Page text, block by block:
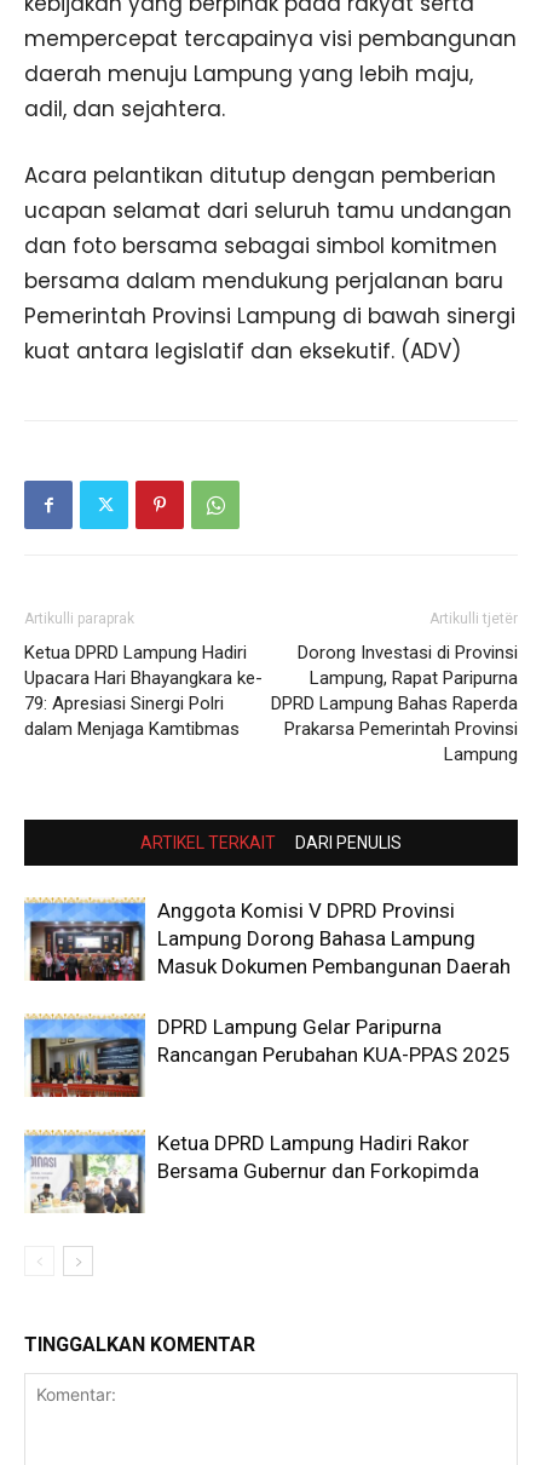
mempercepat tercapainya visi pembangunan
daerah menuju Lampung yang lebih maju,
adil, dan sejahtera.
Acara pelantikan ditutup dengan pemberian
ucapan selamat dari seluruh tamu undangan
dan foto bersama sebagai simbol komitmen
bersama dalam mendukung perjalanan baru
Pemerintah Provinsi Lampung di bawah sinergi
kuat antara legislatif dan eksekutif. (ADV)
Artikulli paraprak
Ketua DPRD Lampung Hadiri
Upacara Hari Bhayangkara ke-
79: Apresiasi Sinergi Polri
dalam Menjaga Kamtibmas
Artikulli tjetër
Dorong Investasi di Provinsi
Lampung, Rapat Paripurna
DPRD Lampung Bahas Raperda
Prakarsa Pemerintah Provinsi
Lampung
ARTIKEL TERKAIT DARI PENULIS
Anggota Komisi V DPRD Provinsi
Lampung Dorong Bahasa Lampung
Masuk Dokumen Pembangunan Daerah
DPRD Lampung Gelar Paripurna
Rancangan Perubahan KUA-PPAS 2025
Ketua DPRD Lampung Hadiri Rakor
Bersama Gubernur dan Forkopimda
TINGGALKAN KOMENTAR